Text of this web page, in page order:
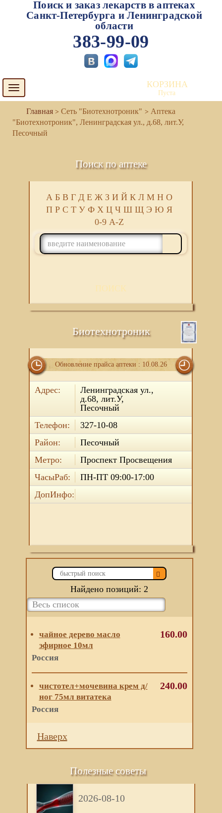
Поиск и заказ лекарств в аптеках
Санкт-Петербурга и Ленинградской
области
383-99-09
Toggle
navigation
КОРЗИНА
Пуста
Сеть "Биотехнотроник"
Аптека
"Биотехнотроник", Ленинградская ул., д.68, лит.У,
Песочный
Поиск по аптеке
А Б В Г Д Е Ж З И Й К Л М Н О
П Р С Т У Ф Х Ц Ч Ш Щ Э Ю Я
0-9 A-Z
ПОИСК
Биотехнотроник
Обновление прайса аптеки : 10.08.26
Адрес:
Ленинградская ул.,
д.68, лит.У,
Песочный
Телефон:
327-10-08
Район:
Песочный
Метро:
Проспект Просвещения
ЧасыРаб:
ПН-ПТ 09:00-17:00
ДопИнфо:
Найдено позиций: 2
чайное дерево масло
эфирное 10мл
Россия
160.00
чистотел+мочевина крем д/
ног 75мл витатека
Россия
240.00
Наверх
Полезные советы
2026-08-10